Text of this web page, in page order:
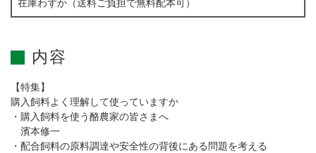
在庫わずか（送料ご負担で無料配本可）
内容
【特集】
購入飼料よく理解して使っていますか
・購入飼料を使う酪農家の皆さまへ
濱本修一
・配合飼料の原料調達や安全性の背後にある問題を考える